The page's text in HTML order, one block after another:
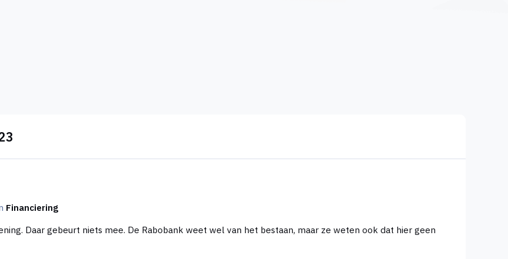
Financiering
Daar gebeurt niets mee. De Rabobank weet wel van het bestaan, maar ze weten ook dat hier geen